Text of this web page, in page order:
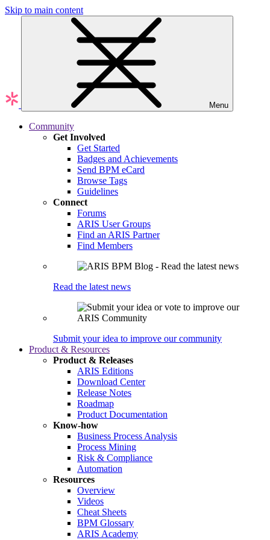
Skip to main content
Menu
Community
Get Involved
Get Started
Badges and Achievements
Send BPM eCard
Browse Tags
Guidelines
Connect
Forums
ARIS User Groups
Find an ARIS Partner
Find Members
Read the latest news
Submit your idea to improve our community
Product & Resources
Product & Releases
ARIS Editions
Download Center
Release Notes
Roadmap
Product Documentation
Know-how
Business Process Analysis
Process Mining
Risk & Compliance
Automation
Resources
Overview
Videos
Cheat Sheets
BPM Glossary
ARIS Academy